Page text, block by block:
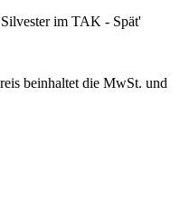
im TAK - Spät'
beinhaltet die MwSt. und